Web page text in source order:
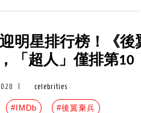
明星排行榜！《後
「超人」僅排第10
celebrities
#IMDb #後翼棄兵